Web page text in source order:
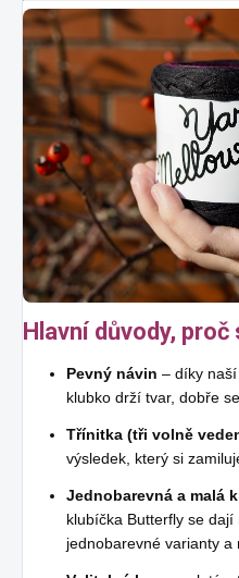
Hlavní důvody,
Pevný návin – díky
klubko drží tvar, dobře
Třínitka (tři volně
výsledek, který si
Jednobarevná a malá
klubíčka Butterfly se
jednobarevné varianty a